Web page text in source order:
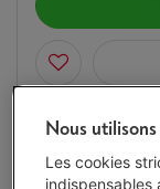
Atouts
Nous
Les cookies
indispensables